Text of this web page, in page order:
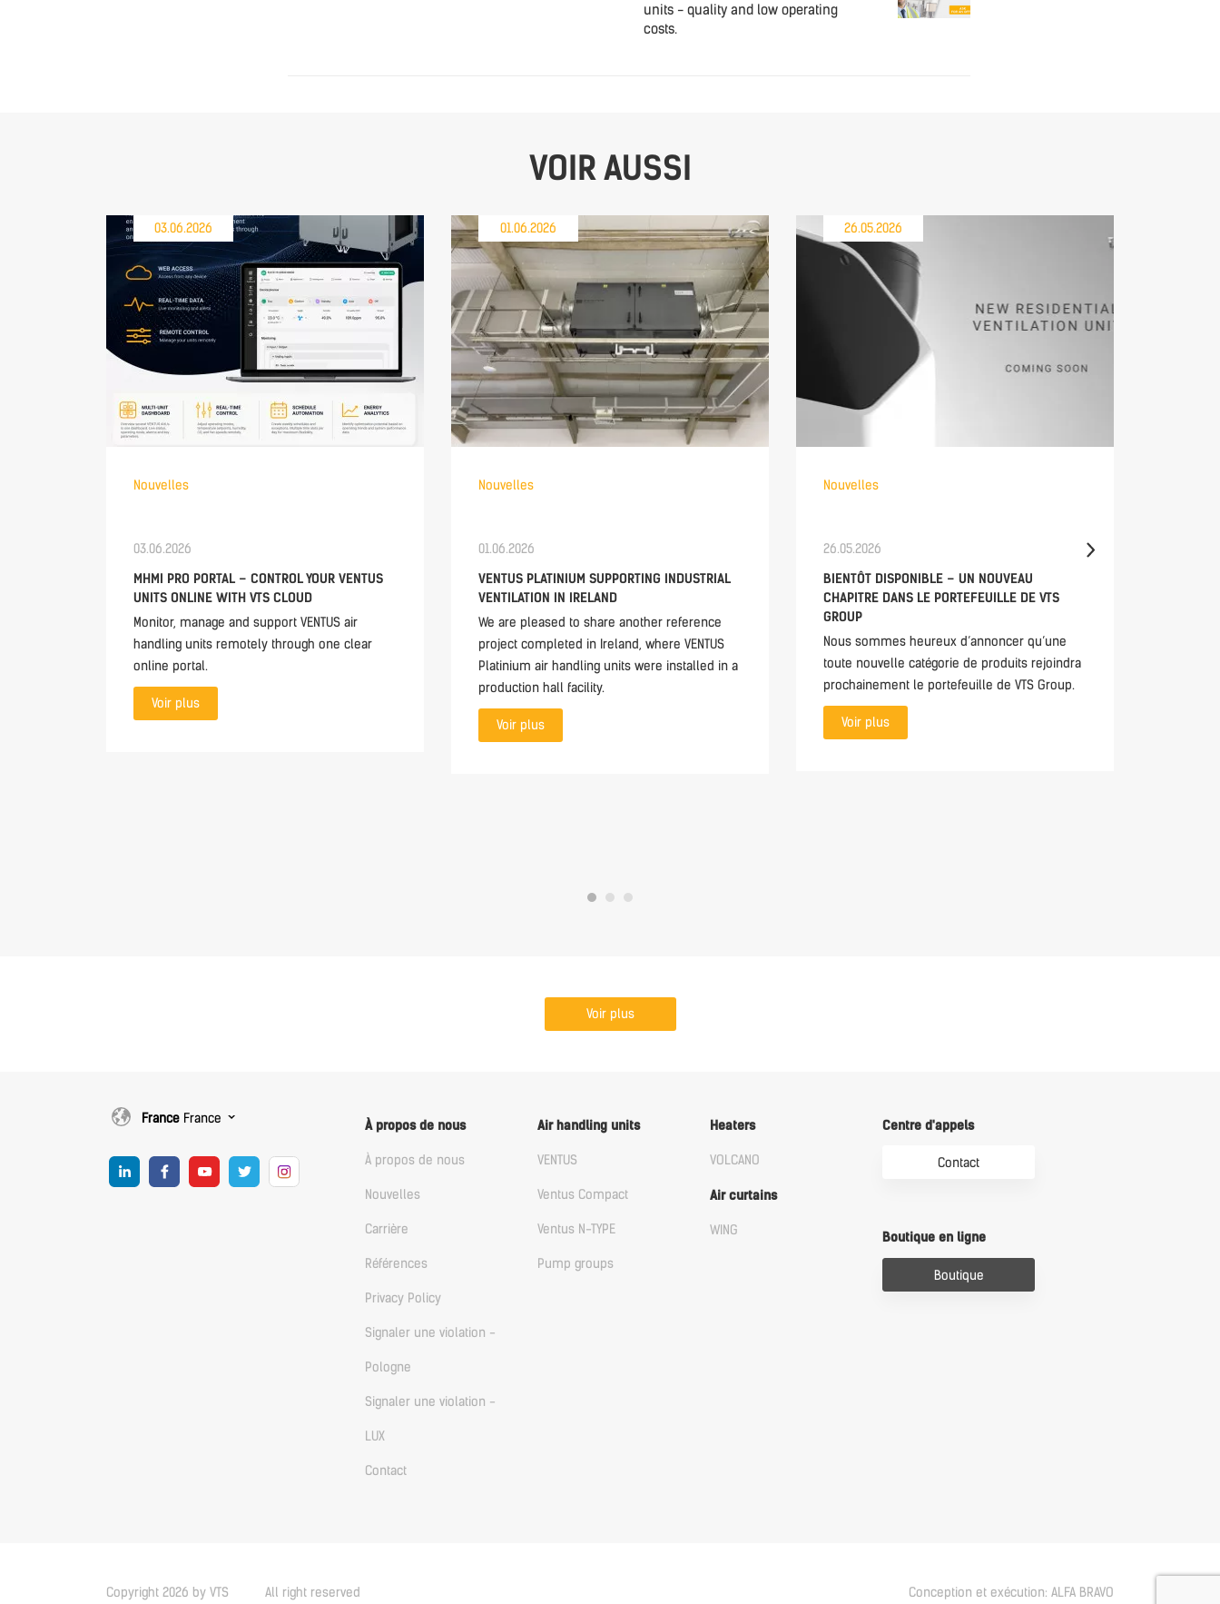
units - quality and low operating
costs.
VOIR AUSSI
03.06.2026
Nouvelles
03.06.2026
MHMI PRO PORTAL – CONTROL YOUR VENTUS
UNITS ONLINE WITH VTS CLOUD
Monitor, manage and support VENTUS air
handling units remotely through one clear
online portal.
Voir plus
01.06.2026
Nouvelles
01.06.2026
VENTUS PLATINIUM SUPPORTING INDUSTRIAL
VENTILATION IN IRELAND
We are pleased to share another reference
project completed in Ireland, where VENTUS
Platinium air handling units were installed in a
production hall facility.
Voir plus
26.05.2026
Nouvelles
26.05.2026
BIENTÔT DISPONIBLE – UN NOUVEAU
CHAPITRE DANS LE PORTEFEUILLE DE VTS
GROUP
Nous sommes heureux d’annoncer qu’une
toute nouvelle catégorie de produits rejoindra
prochainement le portefeuille de VTS Group.
Voir plus
Voir plus
France France À propos de nous
À propos de nous
Nouvelles
Carrière
Références
Privacy Policy
Signaler une violation -
Pologne
Signaler une violation -
LUX
Contact
Air handling units
VENTUS
Ventus Compact
Ventus N-TYPE
Pump groups
Heaters
VOLCANO
Air curtains
WING
Centre d'appels
Contact
Boutique en ligne
Boutique
Copyright 2026 by VTS All right reserved Conception et exécution: ALFA BRAVO